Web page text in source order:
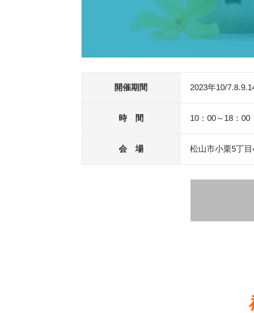
開催期間 2023年10/
時 間 10：00～18：00
会 場 松山市小栗5丁目